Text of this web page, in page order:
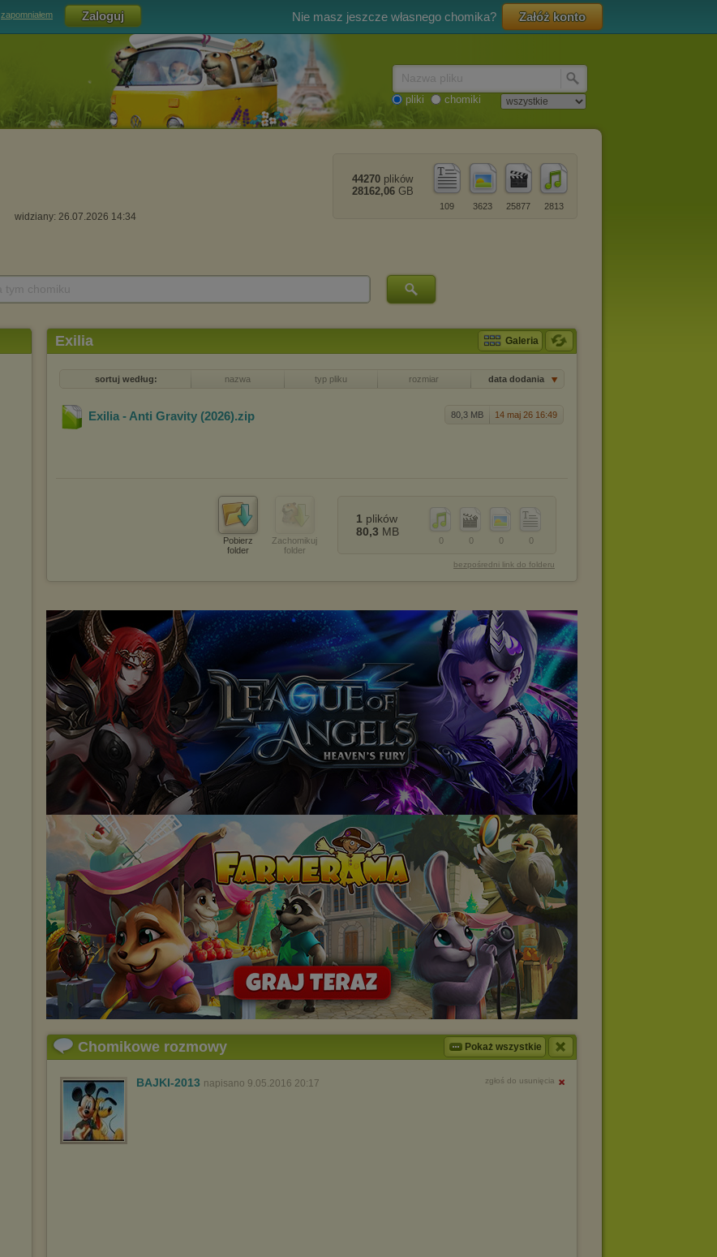
zapomniałem Nie masz jeszcze własnego chomika? Załóż konto
pliki chomiki
widziany: 26.07.2026 14:34
2813
25877
3623
109
44270 plików
28162,06 GB
Exilia Galeria
sortuj według: nazwa typ pliku rozmiar data dodania
80,3 MB 14 maj 26 16:49
Exilia - Anti Gravity (2026).zip
Pobierz
folder
Zachomikuj
folder
0
0
0
0
1 plików
80,3 MB
bezpośredni link do folderu
Chomikowe rozmowy Pokaż wszystkie
BAJKI-2013 napisano 9.05.2016 20:17 zgłoś do usunięcia